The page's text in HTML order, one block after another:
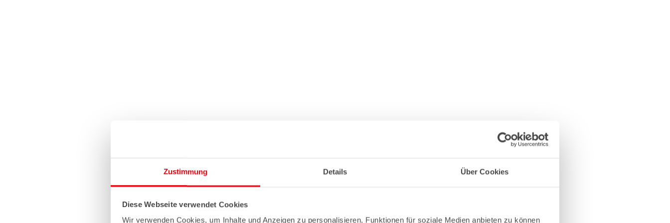
Zustimmung Details Über Cookies
Diese Webseite verwendet Cookies
Wir verwenden Cookies, um Inhalte und Anzeigen zu personalisieren, Funktionen für soziale Medien anbieten zu können